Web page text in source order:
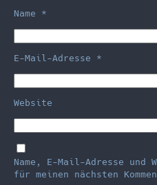
Name *
E-Mail-Adresse *
Website
Name, E-Mail-Adresse und
für meinen nächsten